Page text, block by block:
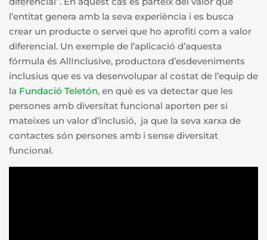
l’entitat genera amb la seva experiència i es busca
crear un producte o servei que ho aprofiti com a valor
diferencial. Un exemple de l’aplicació d’aquesta
fórmula és AllInclusive, productora d’esdeveniments
inclusius que es va desenvolupar al costat de l’equip de
la Fundació Teletón, en què es va detectar que les
persones amb diversitat funcional aporten per si
mateixes un valor d’inclusió, ja que la seva xarxa de
contactes són persones amb i sense diversitat
funcional.